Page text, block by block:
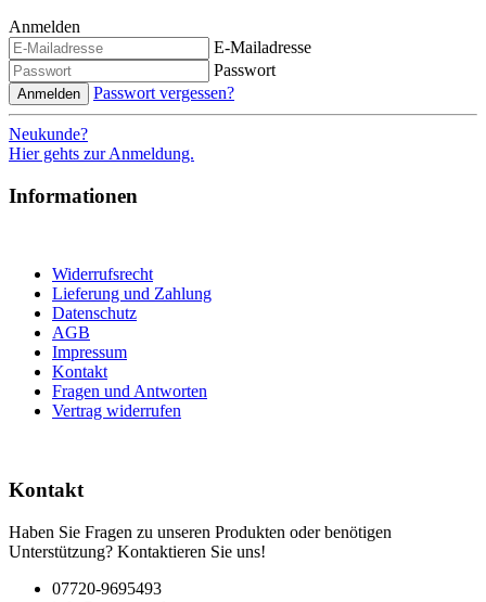
Anmelden
E-Mailadresse
Passwort
Anmelden Passwort vergessen?
Neukunde?
Hier gehts zur Anmeldung.
Informationen
Widerrufsrecht
Lieferung und Zahlung
Datenschutz
AGB
Impressum
Kontakt
Fragen und Antworten
Vertrag widerrufen
Kontakt
Haben Sie Fragen zu unseren Produkten oder benötigen
Unterstützung? Kontaktieren Sie uns!
07720-9695493